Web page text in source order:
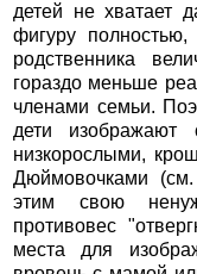
детей не хватает
фигуру
родственника
гораздо меньше
членами семьи.
дети
низкорослыми,
Дюймовочками
этим свою
противовес
места для